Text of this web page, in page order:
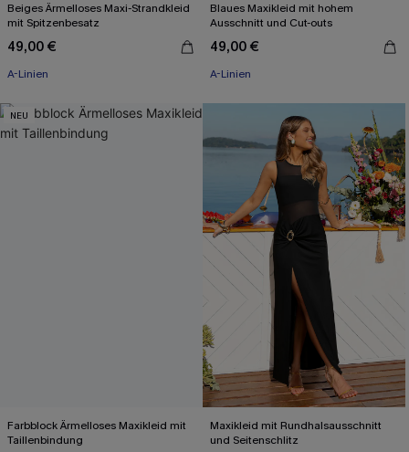
Beiges Ärmelloses Maxi-Strandkleid
mit Spitzenbesatz
49,00 €
A-Linien
Blaues Maxikleid mit hohem
Ausschnitt und Cut-outs
49,00 €
A-Linien
NEU
Farbblock Ärmelloses Maxikleid mit
Taillenbindung
Maxikleid mit Rundhalsausschnitt
und Seitenschlitz